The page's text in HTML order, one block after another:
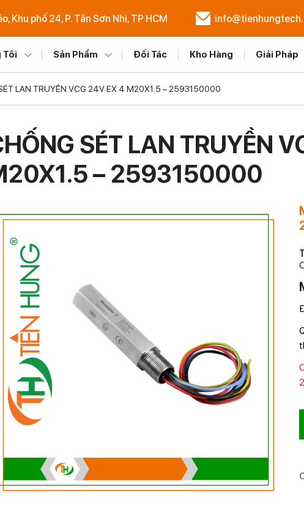
Khu phố 24, P. Tân Sơn Nhì, TP HCM
Tôi Sản Phẩm Đối Tác Kho Hàng Giải Pháp
LAN TRUYỀN VCG 24V EX 4 M20X1.5 – 2593150000
SÉT LAN TRUYỀN
– 2593150000